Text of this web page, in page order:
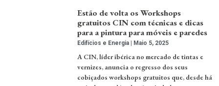
Estão de volta os Workshops
gratuitos CIN com técnicas e dicas
para a pintura para móveis e paredes
Edifícios e Energia Maio 5, 2025
A CIN, líder ibérica no mercado de tintas e
vernizes, anuncia o regresso dos seus
cobiçados workshops gratuitos que, desde há